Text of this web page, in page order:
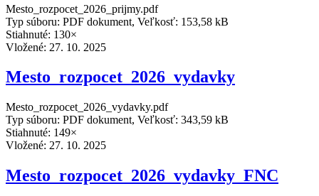
Mesto_rozpocet_2026_prijmy.pdf
Typ súboru: PDF dokument, Veľkosť: 153,58 kB
Stiahnuté: 130×
Vložené: 27. 10. 2025
Mesto_rozpocet_2026_vydavky
Mesto_rozpocet_2026_vydavky.pdf
Typ súboru: PDF dokument, Veľkosť: 343,59 kB
Stiahnuté: 149×
Vložené: 27. 10. 2025
Mesto_rozpocet_2026_vydavky_FNC